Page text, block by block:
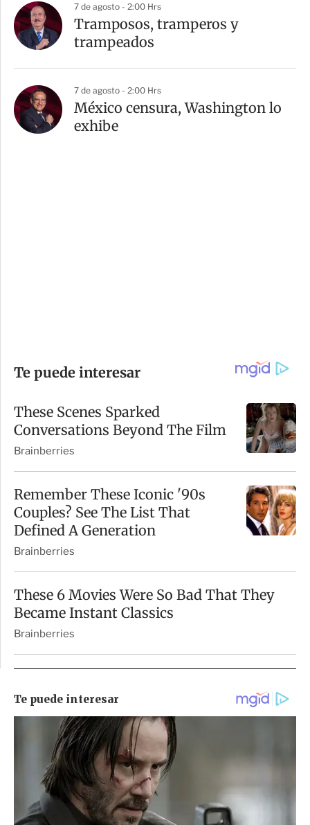
7 de agosto - 2:00 Hrs
Tramposos, tramperos y
trampeados
7 de agosto - 2:00 Hrs
México censura, Washington lo
exhibe